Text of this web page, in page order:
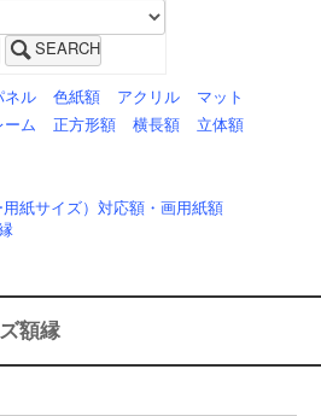
SEARCH
ネル 色紙額 アクリル
マット
ーム 正方形額 横長額 立体額
紙サイズ）対応額・画用紙額
額縁